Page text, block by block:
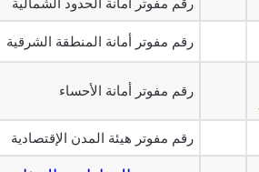
رقم مفوتر أمانة المنطقة الشرقية
رقم مفوتر أمانة الأحساء
رقم مفوتر هيئة المدن الإقتصادية